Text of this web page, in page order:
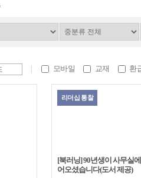
모바일 교재 환
리더십 통찰
[북러닝] 90년생이 사무실
어오셨습니다(도서 제공)